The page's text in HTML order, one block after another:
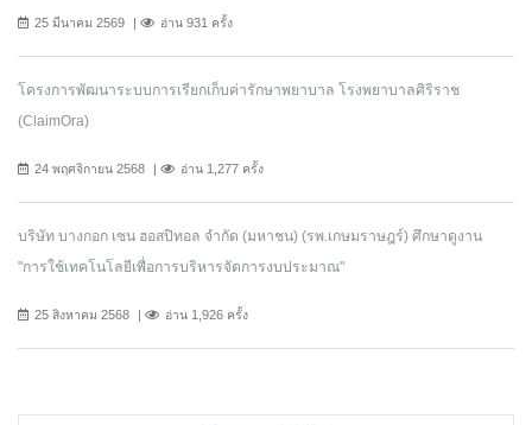
25 มีนาคม 2569 อ่าน 931 ครั้ง
โครงการพัฒนาระบบการเรียกเก็บค่ารักษาพยาบาล โรงพยาบาลศิริราช
(ClaimOra)
24 พฤศจิกายน 2568 อ่าน 1,277 ครั้ง
บริษัท บางกอก เซน ฮอสปิทอล จำกัด (มหาชน) (รพ.เกษมราษฎร์) ศึกษาดูงาน
"การใช้เทคโนโลยีเพื่อการบริหารจัดการงบประมาณ"
25 สิงหาคม 2568 อ่าน 1,926 ครั้ง